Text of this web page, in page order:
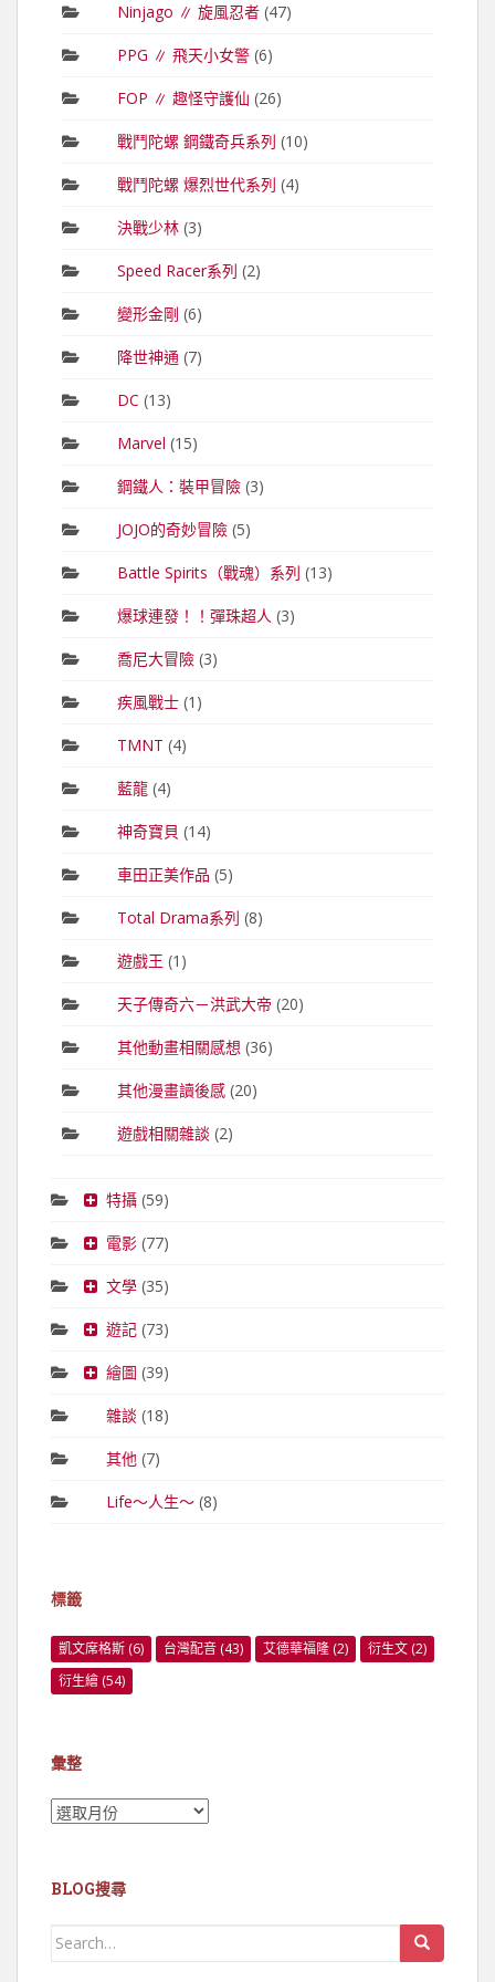
Ninjago ∥ 旋風忍者(47)
PPG ∥ 飛天小女警(6)
FOP ∥ 趣怪守護仙 (26)
戰鬥陀螺 鋼鐵奇兵系列 (10)
戰鬥陀螺 爆烈世代系列 (4)
決戰少林(3)
Speed Racer系列 (2)
變形金剛 (6)
降世神通 (7)
DC (13)
Marvel (15)
鋼鐵人：裝甲冒險(3)
JOJO的奇妙冒險(5)
Battle Spirits（戰魂）系列 (13)
爆球連發！！彈珠超人 (3)
喬尼大冒險(3)
疾風戰士(1)
TMNT (4)
藍龍(4)
神奇寶貝 (14)
車田正美作品 (5)
Total Drama系列 (8)
遊戲王 (1)
天子傳奇六－洪武大帝 (20)
其他動畫相關感想 (36)
其他漫畫讀後感(20)
遊戲相關雜談 (2)
特攝(59)
電影(77)
文學(35)
遊記(73)
繪圖 (39)
雜談 (18)
其他 (7)
Life～人生～(8)
標籤
凱文席格斯 (6) 台灣配音 (43) 艾德華福隆 (2) 衍生文 (2)
衍生繪 (54)
彙整
彙
BLOG搜尋
Search